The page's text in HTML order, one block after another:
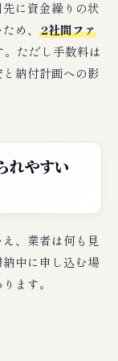
に資金繰りの状
め、 2社間ファ
ただし手数料は
納付計画への影
れやすい
、業者は何も見
中に申し込む場
ます。